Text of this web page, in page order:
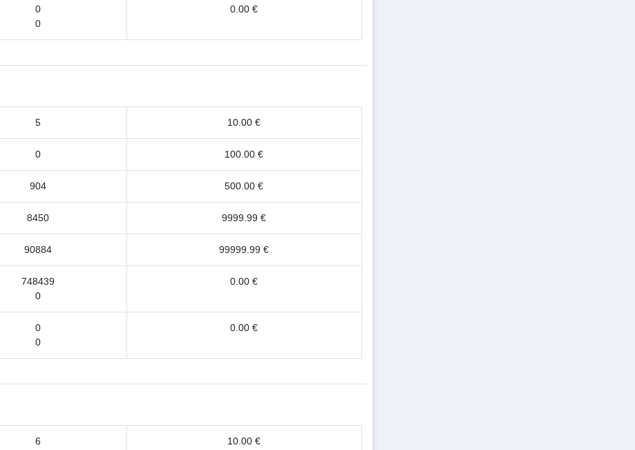
0
0
0.00 €
5 10.00 €
0 100.00 €
904 500.00 €
8450 9999.99 €
90884 99999.99 €
748439
0
0.00 €
0
0
0.00 €
6 10.00 €